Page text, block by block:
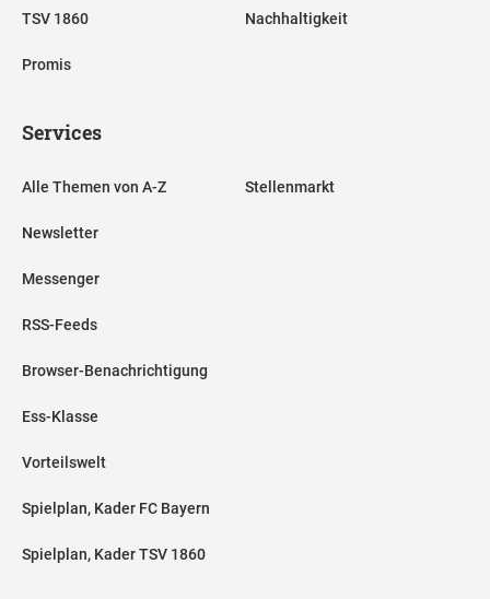
TSV 1860
Promis
Nachhaltigkeit
Services
Alle Themen von A-Z
Newsletter
Messenger
RSS-Feeds
Browser-Benachrichtigung
Ess-Klasse
Vorteilswelt
Spielplan, Kader FC Bayern
Spielplan, Kader TSV 1860
Stellenmarkt